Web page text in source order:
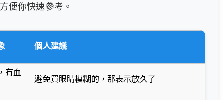
便你快速參考。
個人建議
有血
避免買眼睛模糊的，那表示放久了